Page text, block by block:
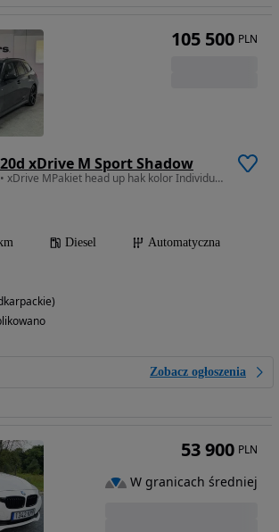
xDrive M Sport Shadow
1995 cm3 • 190 KM • xDrive MPakiet head up hak kolor Individual BMW
Diesel
Automatyczna
Zobacz ogłoszenia
105 500 PLN
53 900 PLN
W granicach średniej